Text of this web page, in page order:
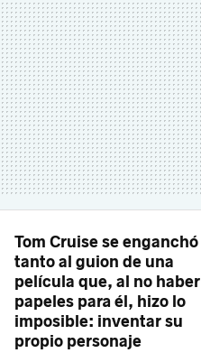
Tom Cruise se enganchó
tanto al guion de una
película que, al no haber
papeles para él, hizo lo
imposible: inventar su
propio personaje